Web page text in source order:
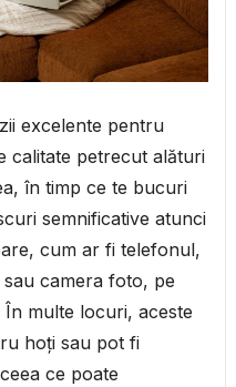
excelente pentru
calitate petrecut alături
în timp ce te bucuri
semnificative atunci
cum ar fi telefonul,
camera foto, pe
multe locuri, aceste
hoți sau pot fi
ce poate